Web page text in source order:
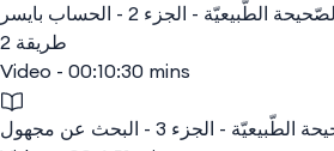
المحور 01 - الأعداد الصّحيحة الطّبيعيّة - الجزء 2 - الحساب بايسر
طريقة 2
Video - 00:10:30 mins